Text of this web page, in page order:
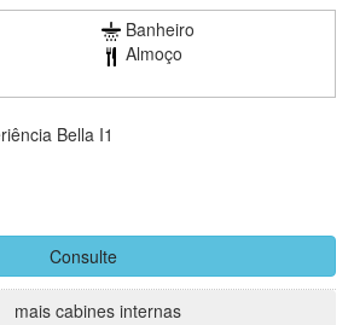
Banheiro
Almoço
Bella I1
Consulte
mais cabines internas